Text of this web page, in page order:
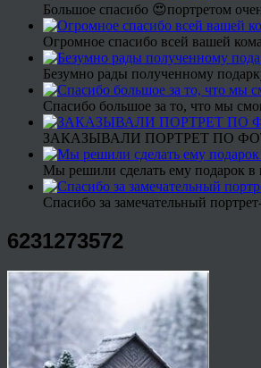
Большое спасибо 😍портретом
Огромное спасибо всей вашей
Безумно рады полученному
Спасибо большое за то, что мы
ЗАКАЗЫВАЛИ ПОРТРЕТ ПО
Мы решили сделать ему подарок
Спасибо за замечательный
6231273572